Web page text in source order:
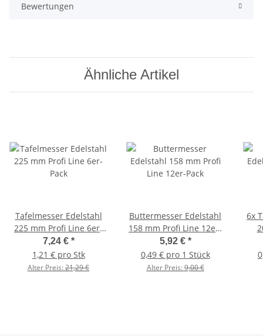
Bewertungen
Ähnliche Artikel
Tafelmesser Edelstahl
225 mm Profi Line 6er-
Pack
7,24 € *
1,21 € pro Stk
Alter Preis:21,29 €
Buttermesser Edelstahl
158 mm Profi Line 12er-
Pack
5,92 € *
0,49 € pro 1 Stück
Alter Preis:9,00 €
6x